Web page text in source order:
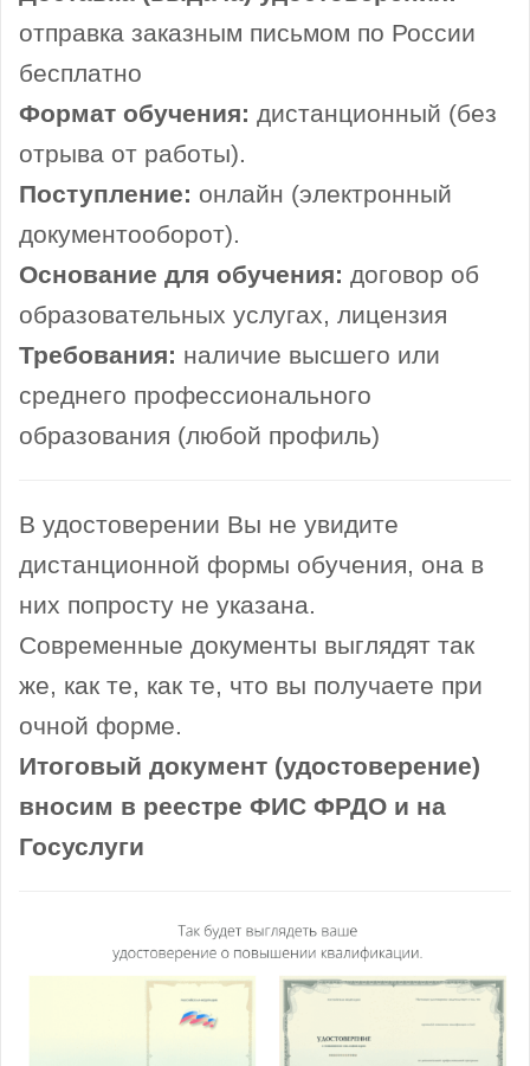
отправка заказным письмом по России
бесплатно
Формат обучения: дистанционный (без
отрыва от работы).
Поступление: онлайн (электронный
документооборот).
Основание для обучения: договор об
образовательных услугах, лицензия
Требования: наличие высшего или
среднего профессионального
образования (любой профиль)
В удостоверении Вы не увидите
дистанционной формы обучения, она в
них попросту не указана.
Современные документы выглядят так
же, как те, как те, что вы получаете при
очной форме.
Итоговый документ (удостоверение)
вносим в реестре ФИС ФРДО и на
Госуслуги